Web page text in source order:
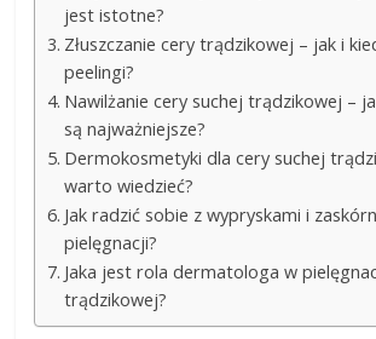
jest istotne?
Złuszczanie cery trądzikowej – jak i
peelingi?
Nawilżanie cery suchej trądzikowej –
są najważniejsze?
Dermokosmetyki dla cery suchej
warto wiedzieć?
Jak radzić sobie z wypryskami i
pielęgnacji?
Jaka jest rola dermatologa w
trądzikowej?